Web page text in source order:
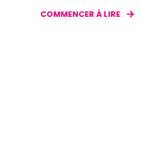
COMMENCER À LIRE